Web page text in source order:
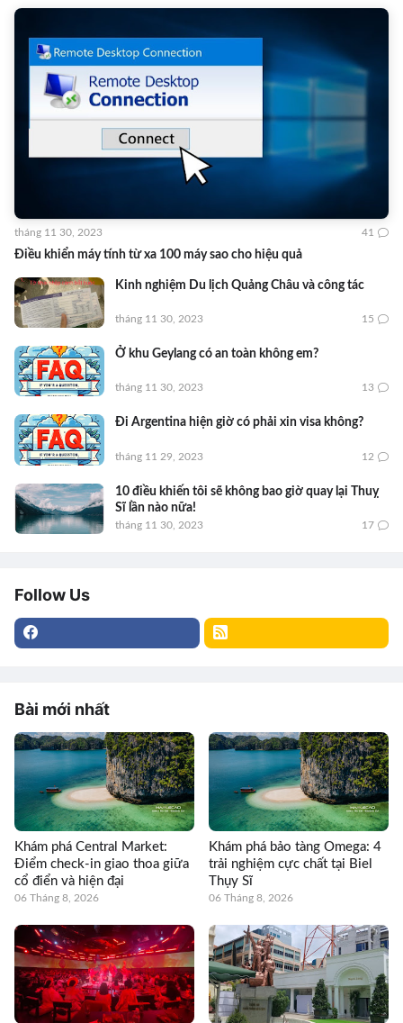
Điều khiển máy tính từ xa 100 máy sao cho hiệu quả
tháng 11 30, 2023 41
Kinh nghiệm Du lịch Quảng Châu và công tác
tháng 11 30, 2023 15
Ở khu Geylang có an toàn không em?
tháng 11 30, 2023 13
Đi Argentina hiện giờ có phải xin visa không?
tháng 11 29, 2023 12
10 điều khiến tôi sẽ không bao giờ quay lại Thuỵ
Sĩ lần nào nữa!
tháng 11 30, 2023 17
Follow Us
Bài mới nhất
Khám phá Central Market:
Điểm check-in giao thoa giữa
cổ điển và hiện đại
06 Tháng 8, 2026
Khám phá bảo tàng Omega: 4
trải nghiệm cực chất tại Biel
Thụy Sĩ
06 Tháng 8, 2026